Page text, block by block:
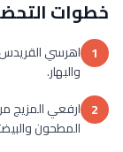
خطوات
1 اهرسي القريدس
والبهار.
2 ارفعي المزيج
المطحون